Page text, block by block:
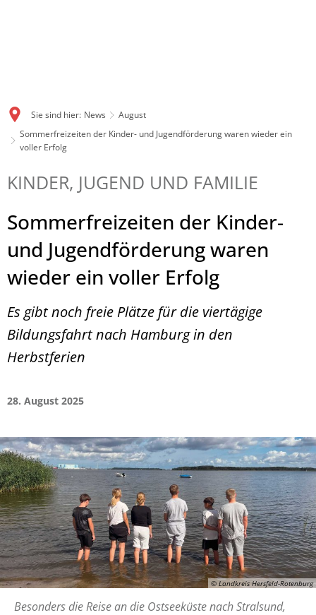
Sie sind hier: News
August
Sommerfreizeiten der Kinder- und Jugendförderung waren wieder ein
voller Erfolg
KINDER, JUGEND UND FAMILIE
Sommerfreizeiten der Kinder-
und Jugendförderung waren
wieder ein voller Erfolg
Es gibt noch freie Plätze für die viertägige
Bildungsfahrt nach Hamburg in den
Herbstferien
28. August 2025
© Landkreis Hersfeld-Rotenburg
Besonders die Reise an die Ostseeküste nach Stralsund,